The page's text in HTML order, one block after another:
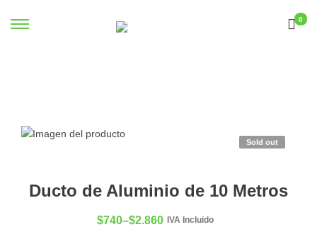
0
Sold out
Ducto de Aluminio de 10 Metros
$740–$2.860 IVA Incluido